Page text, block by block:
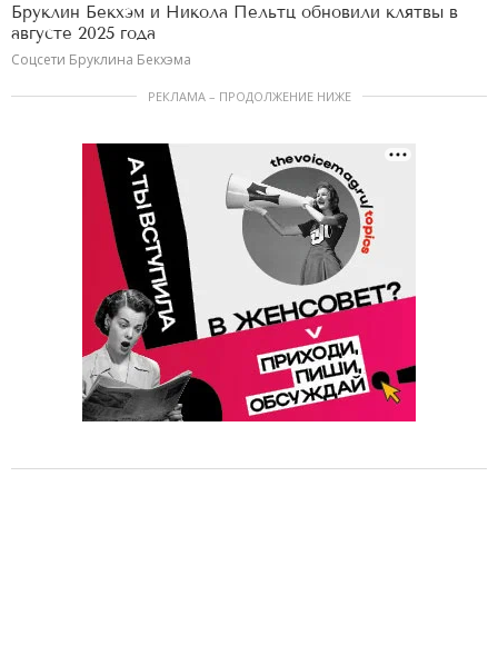
Бруклин Бекхэм и Никола Пельтц обновили клятвы в
августе 2025 года
Соцсети Бруклина Бекхэма
РЕКЛАМА – ПРОДОЛЖЕНИЕ НИЖЕ